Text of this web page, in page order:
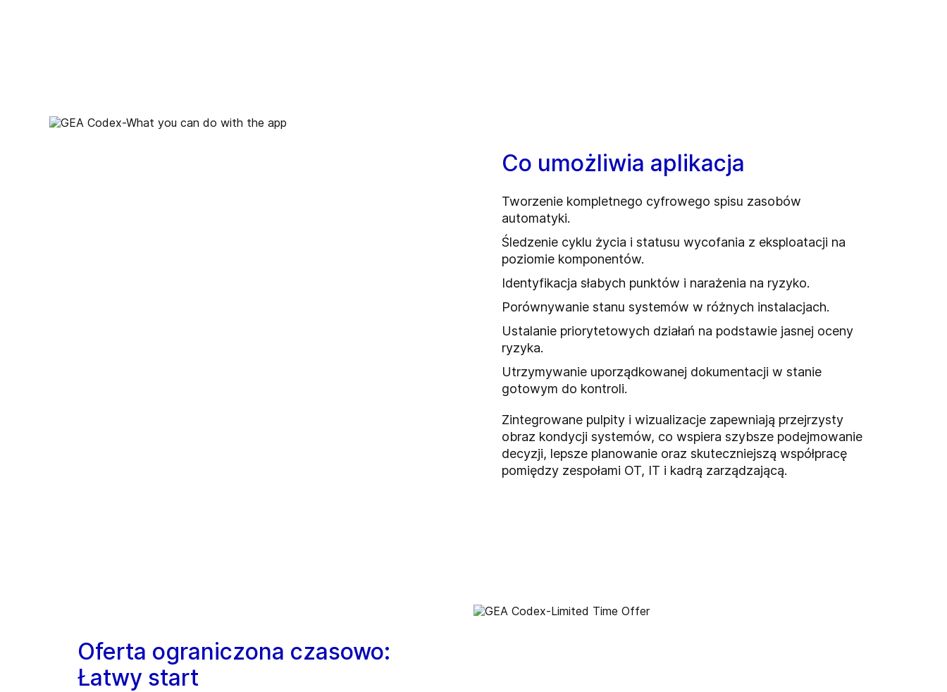
Co umożliwia aplikacja
Tworzenie kompletnego cyfrowego spisu zasobów
automatyki.
Śledzenie cyklu życia i statusu wycofania z eksploatacji na
poziomie komponentów.
Identyfikacja słabych punktów i narażenia na ryzyko.
Porównywanie stanu systemów w różnych instalacjach.
Ustalanie priorytetowych działań na podstawie jasnej oceny
ryzyka.
Utrzymywanie uporządkowanej dokumentacji w stanie
gotowym do kontroli.
Zintegrowane pulpity i wizualizacje zapewniają przejrzysty
obraz kondycji systemów, co wspiera szybsze podejmowanie
decyzji, lepsze planowanie oraz skuteczniejszą współpracę
pomiędzy zespołami OT, IT i kadrą zarządzającą.
Oferta ograniczona czasowo:
Łatwy start